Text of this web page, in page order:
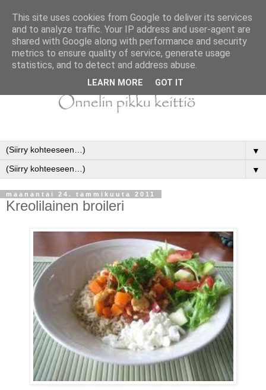
▼
▼
maanantai 24. tammikuuta 2011
Kreolilainen broileri
This site uses cookies from Google to deliver its services
and to analyze traffic. Your IP address and user-agent are
shared with Google along with performance and security
metrics to ensure quality of service, generate usage
statistics, and to detect and address abuse.
LEARN MORE GOT IT